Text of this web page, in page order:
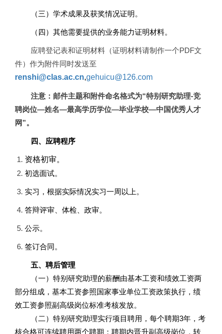
（三）学术成果及获奖情况证明。
（四）其他需要提供的业务能力证明材料。
应聘登记表和证明材料（证明材料请制作一个PDF文
件）作为附件同时发送至
renshi@clas.ac.cn,gehuicu@126.com
注意：邮件主题和附件命名格式为“特别研究助理-竞
聘岗位—姓名—最高学历学位—毕业学校—中国优秀人才
网”。
四、应聘程序
资格初审。
初选面试。
实习，根据实际情况实习一周以上。
答辩评审、体检、政审。
公示。
签订合同。
五、聘后管理
（一）特别研究助理的薪酬由基本工资和绩效工资两
部分组成，基本工资参照国家事业单位工资政策执行，绩
效工资参照副高级岗位标准考核发放。
（二）特别研究助理实行项目聘用，每个聘期3年，考
核合格可连续聘用两个聘期；聘期内晋升副高级岗位，转